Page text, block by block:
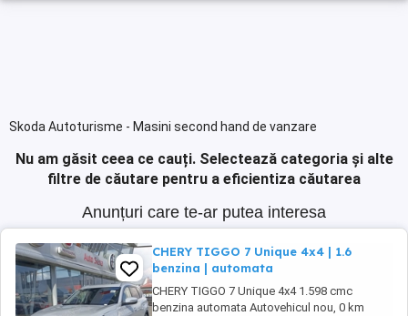
Skoda Autoturisme - Masini second hand de vanzare
Nu am găsit ceea ce cauți. Selectează categoria și alte
filtre de căutare pentru a eficientiza căutarea
Anunțuri care te-ar putea interesa
CHERY TIGGO 7 Unique 4x4 | 1.6
benzina | automata
CHERY TIGGO 7 Unique 4x4 1.598 cmc
benzina automata Autovehicul nou, 0 km